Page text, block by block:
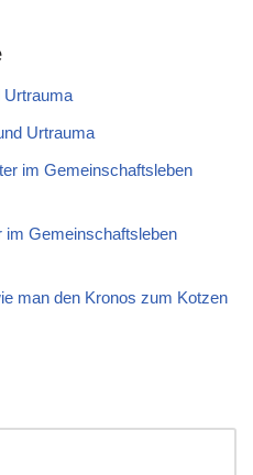
Urtrauma
Urtrauma
im Gemeinschaftsleben
Gemeinschaftsleben
man den Kronos zum Kotzen